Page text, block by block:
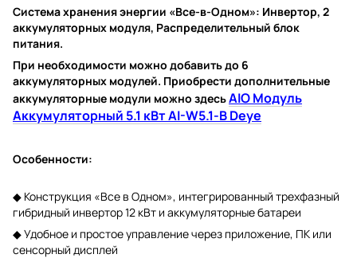
Система хранения энергии «Все-в-Одном»: Инвертор, 2
аккумуляторных модуля, Распределительный блок
питания.
При необходимости можно добавить до 6
аккумуляторных модулей. Приобрести дополнительные
аккумуляторные модули можно здесьAIO Модуль
Аккумуляторный 5.1 кВт AI-W5.1-B Deye
Особенности:
◆ Конструкция «Все в Одном», интегрированный трехфазный
гибридный инвертор 12 кВт и аккумуляторные батареи
◆ Удобное и простое управление через приложение, ПК или
сенсорный дисплей